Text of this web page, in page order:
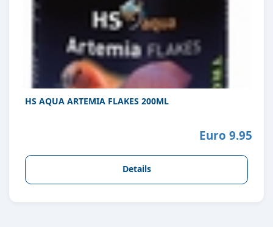
HS AQUA ARTEMIA FLAKES 200ML
Euro 9.95
Details